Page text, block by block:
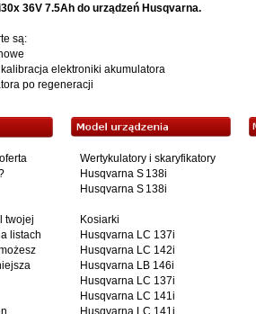
36V 7.5Ah do urządzeń Husqvarna.
są:
elektroniki akumulatora
po regeneracji
twojej
listach
Wertykulatory i skaryfikatory
Husqvarna S 138i
Husqvarna S 138i
Kosiarki
Husqvarna LC 137i
Husqvarna LC 142i
Husqvarna LB 146i
Husqvarna LC 137i
Husqvarna LC 141i